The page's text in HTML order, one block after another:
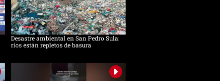
Desastre ambiental en San Pedro Sula:
ríos están repletos de basura